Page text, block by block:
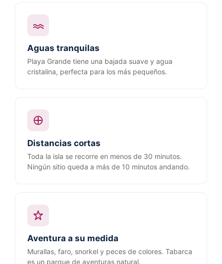
Aguas tranquilas
Playa Grande tiene una bajada suave y agua
cristalina, perfecta para los más pequeños.
Distancias cortas
Toda la isla se recorre en menos de 30 minutos.
Ningún sitio queda a más de 10 minutos andando.
Aventura a su medida
Murallas, faro, snorkel y peces de colores. Tabarca
es un parque de aventuras natural.